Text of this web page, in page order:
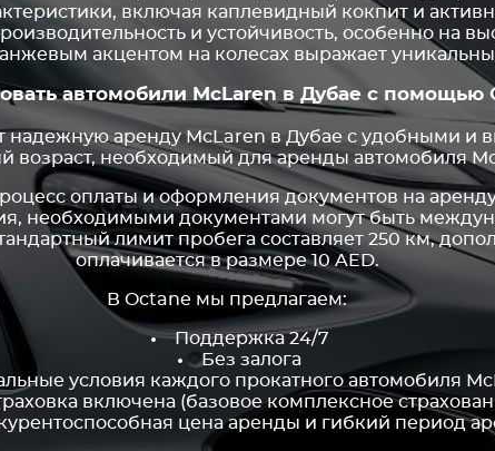
включая каплевидный кокпит и
и устойчивость, особенно на
акцентом на колесах выражает
автомобили McLaren в Дубае с помощью
надежную аренду McLaren в Дубае с удобными и
необходимый для аренды автомобиля
оплаты и оформления документов на
необходимыми документами могут быть
лимит пробега составляет 250 км,
оплачивается в размере 10 AED.
В Octane мы предлагаем:
Поддержка 24/7
Без залога
условия каждого прокатного автомобиля
включена (базовое комплексное
цена аренды и гибкий период